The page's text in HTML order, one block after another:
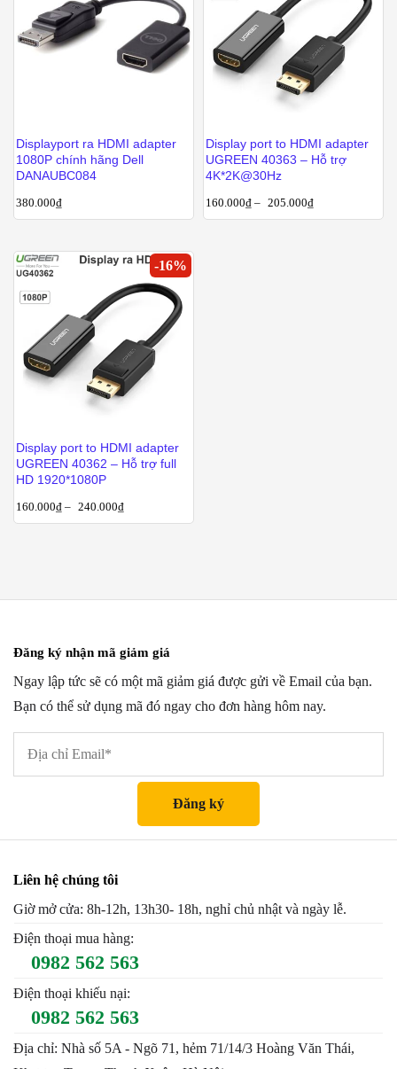
Displayport ra HDMI adapter
1080P chính hãng Dell
DANAUBC084
380.000₫
Display port to HDMI adapter
UGREEN 40363 – Hỗ trợ
4K*2K@30Hz
160.000₫ – 205.000₫
-16%
Display port to HDMI adapter
UGREEN 40362 – Hỗ trợ full
HD 1920*1080P
160.000₫ – 240.000₫
Đăng ký nhận mã giảm giá
Ngay lập tức sẽ có một mã giảm giá được gửi về Email của bạn.
Bạn có thể sử dụng mã đó ngay cho đơn hàng hôm nay.
Liên hệ chúng tôi
Giờ mở cửa: 8h-12h, 13h30- 18h, nghỉ chủ nhật và ngày lễ.
Điện thoại mua hàng:
0982 562 563
Điện thoại khiếu nại:
0982 562 563
Địa chỉ: Nhà số 5A - Ngõ 71, hẻm 71/14/3 Hoàng Văn Thái,